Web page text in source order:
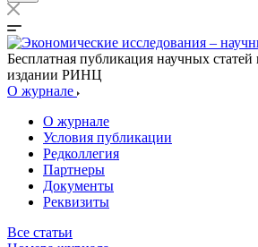
Бесплатная публикация научных
издании РИНЦ
О журнале
О журнале
Условия публикации
Редколлегия
Партнеры
Документы
Реквизиты
Все статьи